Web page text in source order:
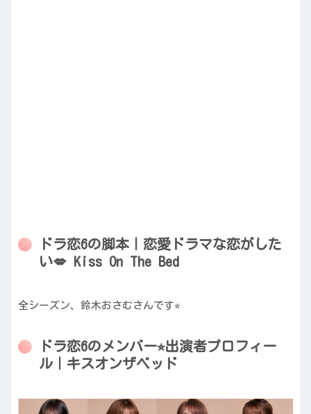
ドラ恋6の脚本｜恋愛ドラマな恋がした
い💋 Kiss On The Bed
全シーズン、鈴木おさむさんです⭐︎
ドラ恋6のメンバー⭐︎出演者プロフィー
ル｜キスオンザベッド